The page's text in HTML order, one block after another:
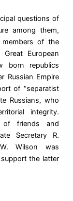
questions of
among them,
of the
European
born republics
Russian Empire
of “separatist
Russians, who
integrity.
of friends and
Secretary R.
Wilson was
the latter